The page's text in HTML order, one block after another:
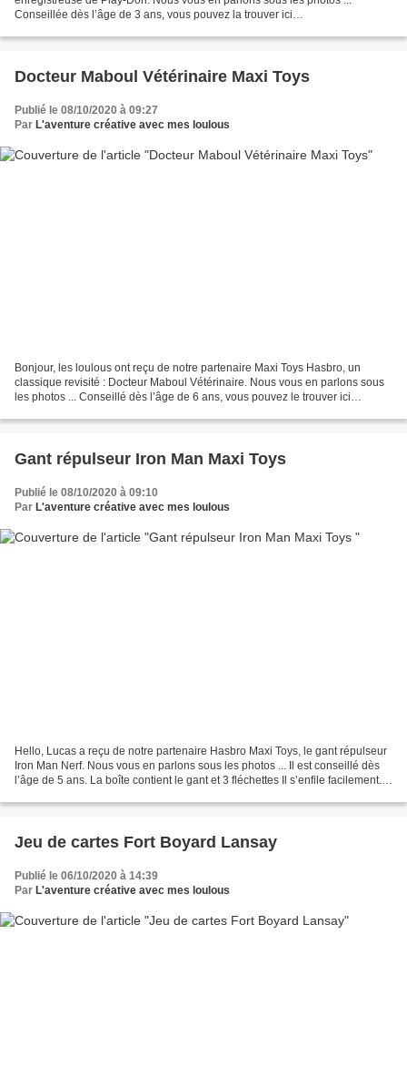
Conseillée dès l’âge de 3 ans, vous pouvez la trouver ici
enregistreuse/category/761/ La...
Docteur Maboul Vétérinaire Maxi Toys
Publié le 08/10/2020 à 09:27
Par L'aventure créative avec mes loulous
Bonjour, les loulous ont reçu de notre partenaire Maxi Toys Hasbro, un
classique revisité : Docteur Maboul Vétérinaire. Nous vous en parlons sous
les photos ... Conseillé dès l’âge de 6 ans, vous pouvez le trouver ici
Gant répulseur Iron Man Maxi Toys
Publié le 08/10/2020 à 09:10
Par L'aventure créative avec mes loulous
Hello, Lucas a reçu de notre partenaire Hasbro Maxi Toys, le gant répulseur
Iron Man Nerf. Nous vous en parlons sous les photos ... Il est conseillé dès
l’âge de 5 ans. La boîte contient le gant et 3 fléchettes Il s’enfile facilement.
Jeu de cartes Fort Boyard Lansay
Publié le 06/10/2020 à 14:39
Par L'aventure créative avec mes loulous